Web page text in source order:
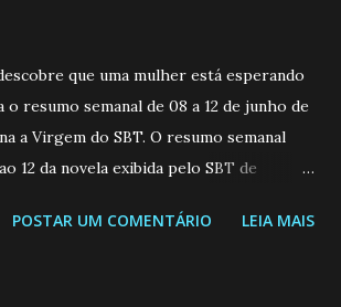
que uma mulher está esperando
resumo semanal de 08 a 12 de junho de
a Virgem do SBT. O resumo semanal
12 da novela exibida pelo SBT de
do SBT de 08/06/26 a 14/06/26
POSTAR UM COMENTÁRIO LEIA MAIS